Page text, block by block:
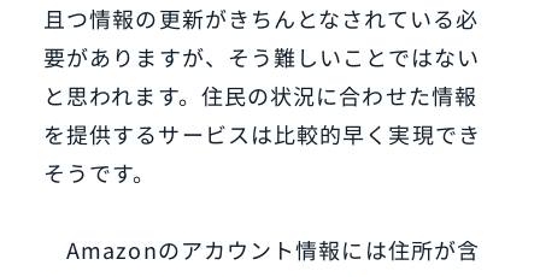
且つ情報の更新がきちんとなされている必
要がありますが、そう難しいことではない
と思われます。住民の状況に合わせた情報
を提供するサービスは比較的早く実現でき
そうです。
Amazonのアカウント情報には住所が含